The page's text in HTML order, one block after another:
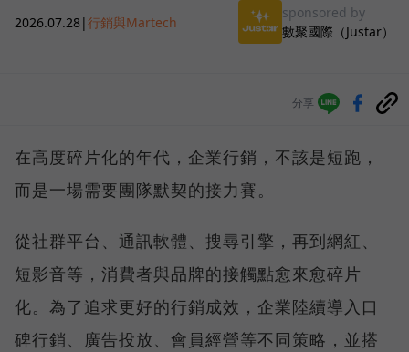
2026.07.28|行銷與Martech
sponsored by
數聚國際（Justar）
分享
在高度碎片化的年代，企業行銷，不該是短跑，
而是一場需要團隊默契的接力賽。
從社群平台、通訊軟體、搜尋引擎，再到網紅、
短影音等，消費者與品牌的接觸點愈來愈碎片
化。為了追求更好的行銷成效，企業陸續導入口
碑行銷、廣告投放、會員經營等不同策略，並搭